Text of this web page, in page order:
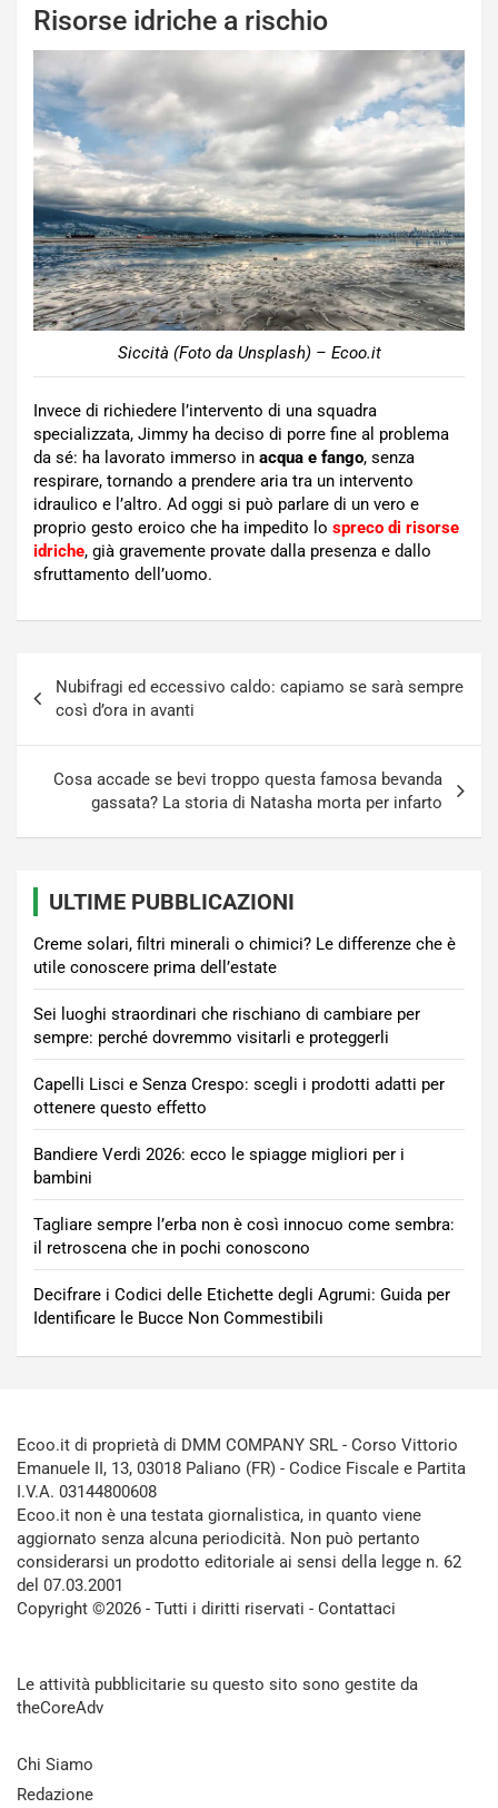
Risorse idriche a rischio
Siccità (Foto da Unsplash) – Ecoo.it
Invece di richiedere l’intervento di una squadra
specializzata, Jimmy ha deciso di porre fine al problema
da sé: ha lavorato immerso in acqua e fango, senza
respirare, tornando a prendere aria tra un intervento
idraulico e l’altro. Ad oggi si può parlare di un vero e
proprio gesto eroico che ha impedito lo spreco di risorse
idriche, già gravemente provate dalla presenza e dallo
sfruttamento dell’uomo.
articoli
Nubifragi ed eccessivo caldo: capiamo se sarà sempre
così d’ora in avanti
Cosa accade se bevi troppo questa famosa bevanda
gassata? La storia di Natasha morta per infarto
ULTIME PUBBLICAZIONI
Creme solari, filtri minerali o chimici? Le differenze che è
utile conoscere prima dell’estate
Sei luoghi straordinari che rischiano di cambiare per
sempre: perché dovremmo visitarli e proteggerli
Capelli Lisci e Senza Crespo: scegli i prodotti adatti per
ottenere questo effetto
Bandiere Verdi 2026: ecco le spiagge migliori per i
bambini
Tagliare sempre l’erba non è così innocuo come sembra:
il retroscena che in pochi conoscono
Decifrare i Codici delle Etichette degli Agrumi: Guida per
Identificare le Bucce Non Commestibili
Ecoo.it di proprietà di DMM COMPANY SRL - Corso Vittorio
Emanuele II, 13, 03018 Paliano (FR) - Codice Fiscale e Partita
I.V.A. 03144800608
Ecoo.it non è una testata giornalistica, in quanto viene
aggiornato senza alcuna periodicità. Non può pertanto
considerarsi un prodotto editoriale ai sensi della legge n. 62
del 07.03.2001
Copyright ©2026 - Tutti i diritti riservati - Contattaci
Le attività pubblicitarie su questo sito sono gestite da
theCoreAdv
Chi Siamo
Redazione